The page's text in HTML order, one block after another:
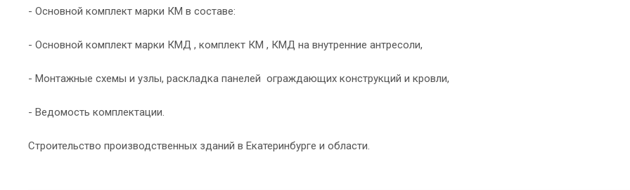
- Основной комплект марки КМ в составе:
- Основной комплект марки КМД , комплект КМ , КМД на внутренние антресоли,
- Монтажные схемы и узлы, раскладка панелей ограждающих конструкций и кровли,
- Ведомость комплектации.
Строительство производственных зданий в Екатеринбурге и области.